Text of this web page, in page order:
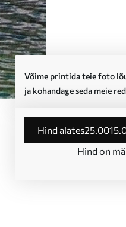
Võime printida teie foto
ja kohandage seda meie
Hind alates25.0015
Hind on